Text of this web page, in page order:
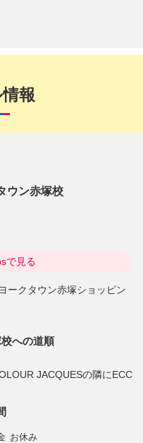
報
ウン赤塚校
クタウン赤塚ショッピン
で見る
への道順
JACQUESの隣にECC
お休み